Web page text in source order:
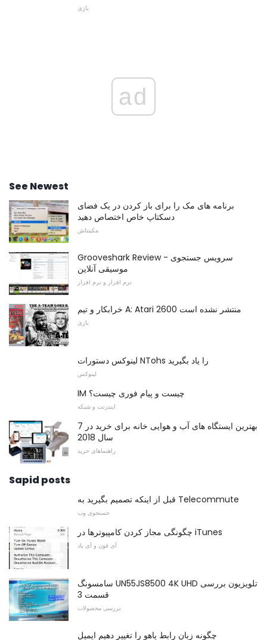
بازی
ad
See Newest
برنامه های مک را برای باز کردن در یک فضای
دسکتاپ خاص اختصاص دهید
مکینتاش
Grooveshark Review - سرویس جستجوی
موسیقی آنلاین
نرم افزار و نرم افزار
خرابکار و تیم A: Atari 2600 منتشر نشده است
بازی
لینوکس دستورات NTohs را یاد بگیرید
لینوکس
IM چیست و پیام فوری چیست؟
اینترنت و شبکه
7 بهترین ایستگاه های آب و هوایی خانه برای خرید در
سال 2018
راهنماهای خرید
Sapid posts
قبل از اینکه تصمیم بگیرید به Telecommute
جستجوی وب
چگونگی مجاز کردن کامپیوترها در iTunes
آی فون و آی پاد
سامسونگ UN55JS8500 4K UHD تلویزیون بررسی
قسمت 3
بررسی محصولات
چگونه زبان رابط یاهو را تغییر دهیم ایمیل